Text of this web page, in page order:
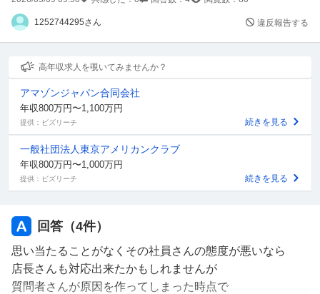
こう言うのって店長側や上の方々はどう思いますか？ も
しくは自分と同じ年代立場だとしたらどうされますか？無
視ですか？
1252744295さん 違反報告する
高年収求人を覗いてみませんか？
アマゾンジャパン合同会社
年収800万円〜1,100万円
提供：ビズリーチ 続きを見る
一般社団法人東京アメリカンクラブ
年収800万円〜1,000万円
提供：ビズリーチ 続きを見る
回答（4件）
思い当たることがなくその社員さんの態度が悪いなら
店長さんも対応出来たかもしれませんが
質問者さんが原因を作ってしまった時点で